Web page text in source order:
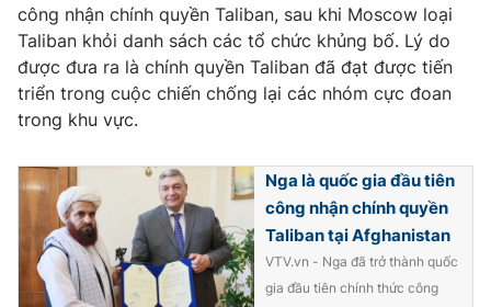
® Cấm sao chép dưới mọi hình thức nếu không có sự chấp
thuận bằng văn bản. Ghi rõ nguồn VTV.vn khi phát hành lại
thông tin từ website này.
công nhận chính quyền Taliban, sau khi Moscow loại
Taliban khỏi danh sách các tổ chức khủng bố. Lý do
được đưa ra là chính quyền Taliban đã đạt được tiến
triển trong cuộc chiến chống lại các nhóm cực đoan
trong khu vực.
Nga là quốc gia đầu tiên
công nhận chính quyền
Taliban tại Afghanistan
VTV.vn - Nga đã trở thành quốc
gia đầu tiên chính thức công